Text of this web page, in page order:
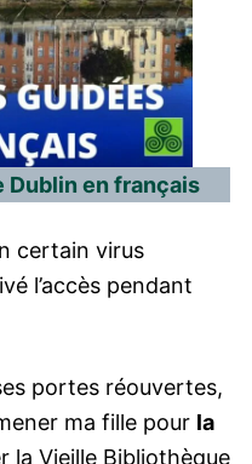
Dublin en français
certain virus
l’accès pendant
portes réouvertes,
ma fille pour la
la Vieille Bibliothèque